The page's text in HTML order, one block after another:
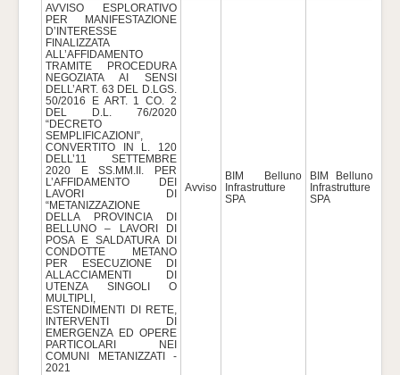
AVVISO ESPLORATIVO
PER MANIFESTAZIONE
D’INTERESSE
FINALIZZATA
ALL’AFFIDAMENTO
TRAMITE PROCEDURA
NEGOZIATA AI SENSI
DELL’ART. 63 DEL D.LGS.
50/2016 E ART. 1 CO. 2
DEL D.L. 76/2020
“DECRETO
SEMPLIFICAZIONI”,
CONVERTITO IN L. 120
DELL’11 SETTEMBRE
2020 E SS.MM.II. PER
L’AFFIDAMENTO DEI
LAVORI DI
“METANIZZAZIONE
DELLA PROVINCIA DI
BELLUNO – LAVORI DI
POSA E SALDATURA DI
CONDOTTE METANO
PER ESECUZIONE DI
ALLACCIAMENTI DI
UTENZA SINGOLI O
MULTIPLI,
ESTENDIMENTI DI RETE,
INTERVENTI DI
EMERGENZA ED OPERE
PARTICOLARI NEI
COMUNI METANIZZATI -
2021
Avviso
BIM Belluno
Infrastrutture
SPA
BIM Belluno
Infrastrutture
SPA